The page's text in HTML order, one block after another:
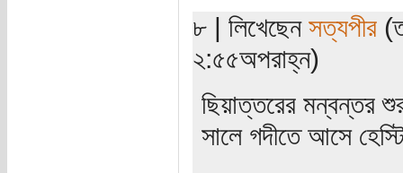
৮ | লিখেছেন সত্যপীর
২:৫৫অপরাহ্ন)
ছিয়াত্তরের মন্বন্তর
সালে গদীতে আসে